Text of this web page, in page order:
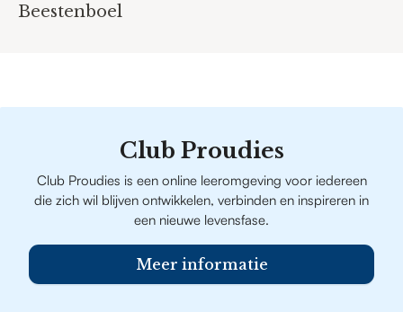
Beestenboel
Club Proudies
Club Proudies is een online leeromgeving voor iedereen
die zich wil blijven ontwikkelen, verbinden en inspireren in
een nieuwe levensfase.
Meer informatie